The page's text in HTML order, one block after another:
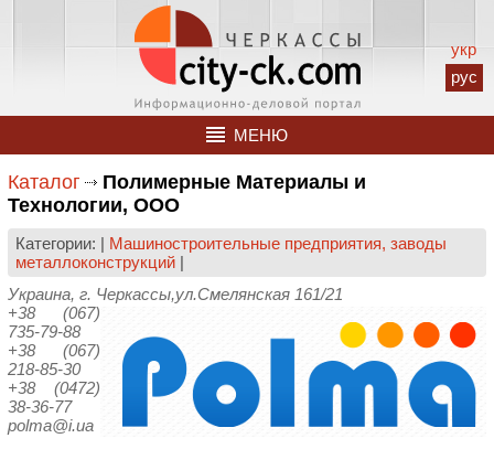
укр
рус
МЕНЮ
Каталог
Полимерные Материалы и
Технологии, ООО
Категории: | Машиностроительные предприятия, заводы
металлоконструкций |
Украина, г. Черкассы,ул.Смелянская 161/21
+38 (067)
735-79-88
+38 (067)
218-85-30
+38 (0472)
38-36-77
polma@i.ua